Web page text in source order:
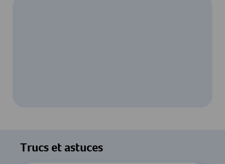
consentement au traitement des données
par YouTube est requis. Pour plus de
Trucs et astuces